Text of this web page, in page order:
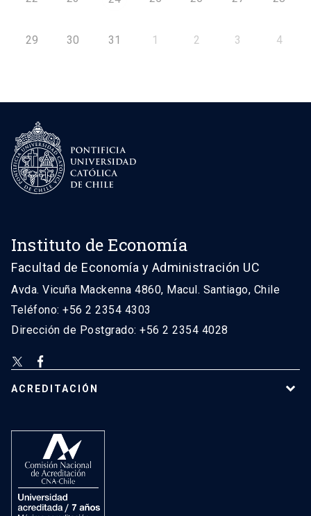
29 30 31 1 2 3 4
Instituto de Economía
Facultad de Economía y Administración UC
Avda. Vicuña Mackenna 4860, Macul. Santiago, Chile
Teléfono: +56 2 2354 4303
Dirección de Postgrado: +56 2 2354 4028
ACREDITACIÓN